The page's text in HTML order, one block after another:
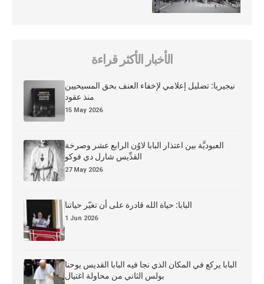
الأخبار الأكثر قراءة
نيجيريا: تضليل إعلامي لإخفاء العنف بحق المسيحيين
منذ عقود
15 May 2026
العبوديَّة بين اعتذار البابا لاوُن الرابع عشر وصرخة
القدِّيس شارل دي فوكو
27 May 2026
البابا: حياة الله قادرة على أن تغيّر حياتنا
1 Jun 2026
البابا يركع في المكان الذي نجا فيه البابا القديس يوحنا
بولس الثاني من محاولة اغتيال